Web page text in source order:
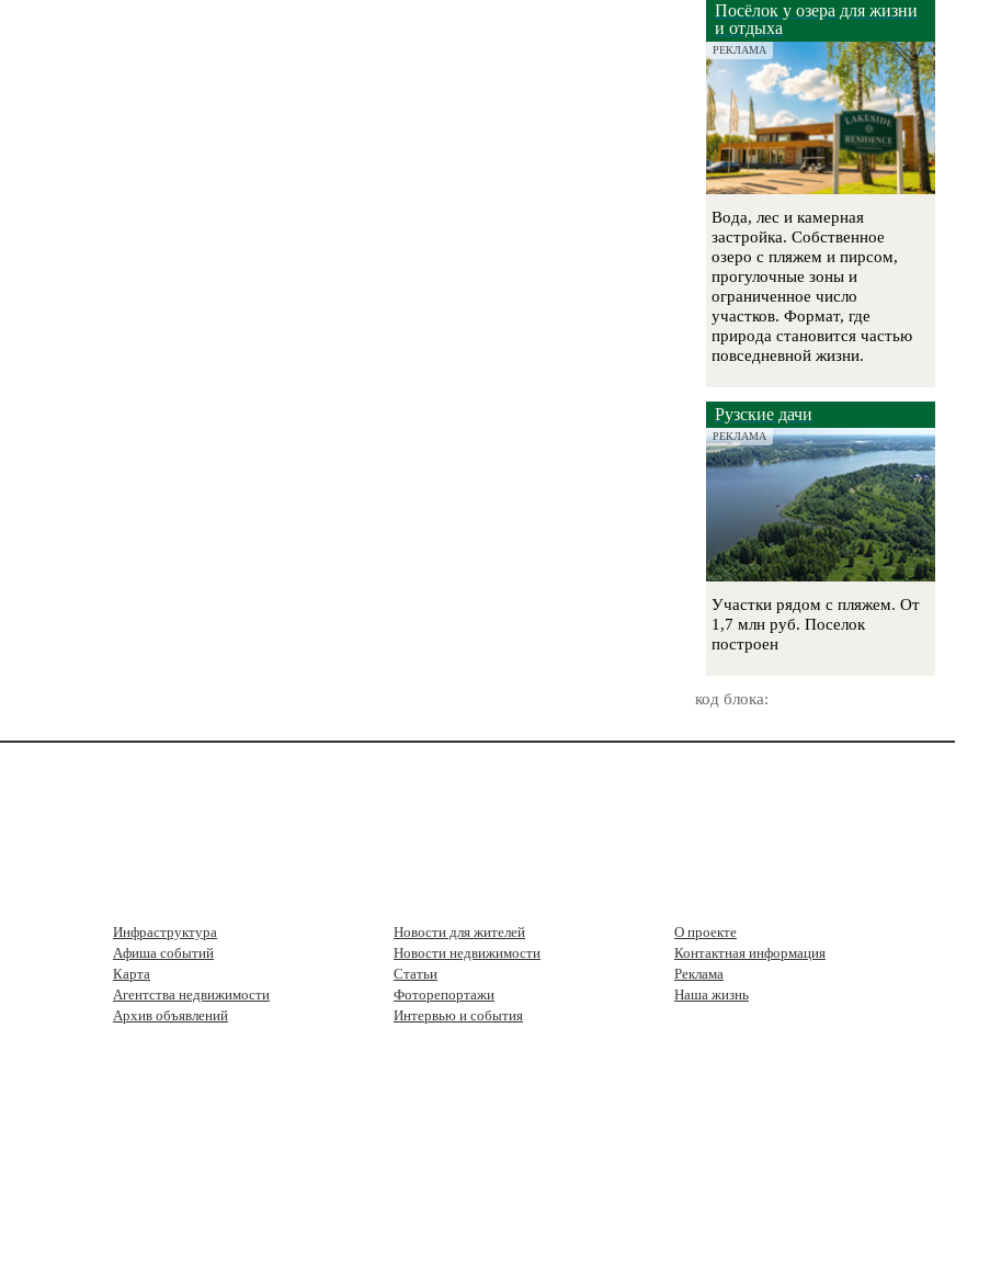
Посёлок у озера для жизни
и отдыха
РЕКЛАМА
Вода, лес и камерная
застройка. Собственное
озеро с пляжем и пирсом,
прогулочные зоны и
ограниченное число
участков. Формат, где
природа становится частью
повседневной жизни.
Рузские дачи
РЕКЛАМА
Участки рядом с пляжем. От
1,7 млн руб. Поселок
построен
код блока:
Инфраструктура
Афиша событий
Карта
Агентства недвижимости
Архив объявлений
Новости для жителей
Новости недвижимости
Статьи
Фоторепортажи
Интервью и события
О проекте
Контактная информация
Реклама
Наша жизнь